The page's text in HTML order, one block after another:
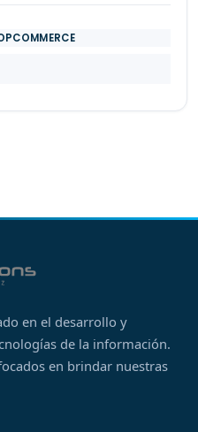
en el desarrollo y
de la información.
en brindar nuestras